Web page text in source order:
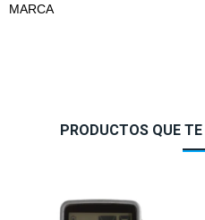
MARCA
PRODUCTOS QUE